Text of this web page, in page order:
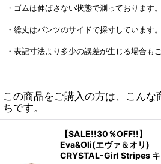
・ゴムは伸ばさない状態で測っております。
・総丈はパンツのサイドで採寸しています。
・表記寸法より多少の誤差が生じる場合も
この商品をご購入の方は、こん
ちです。
【SALE!!30％OFF!!】
Eva&Oli(エヴァ＆オリ)
CRYSTAL-Girl Stripes キ